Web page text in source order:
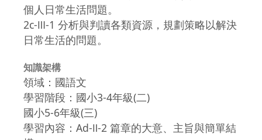
個人日常生活問題。
2c-Ⅲ-1 分析與判讀各類資源，規劃策略以解決
日常生活的問題。
知識架構
領域：國語文
學習階段：國小3-4年級(二)
國小5-6年級(三)
學習內容：Ad-Ⅱ-2 篇章的大意、主旨與簡單結